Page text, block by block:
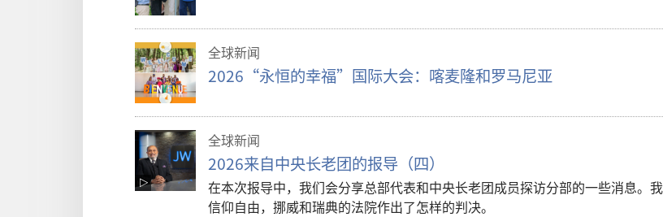
全球新闻
2026“永恒的幸福”国际大会：喀麦隆和罗马尼亚
全球新闻
2026来自中央长老团的报导（四）
在本次报导中，我们会分享总部代表和中央长老团成员探访分部的一些消息。
信仰自由，挪威和瑞典的法院作出了怎样的判决。